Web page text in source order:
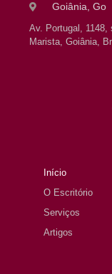
Goiânia, Go
Av. Portugal,
Marista, Goiânia,
Início
O Escritório
Serviços
Artigos